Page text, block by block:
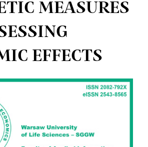
MEASURES
EFFECTS